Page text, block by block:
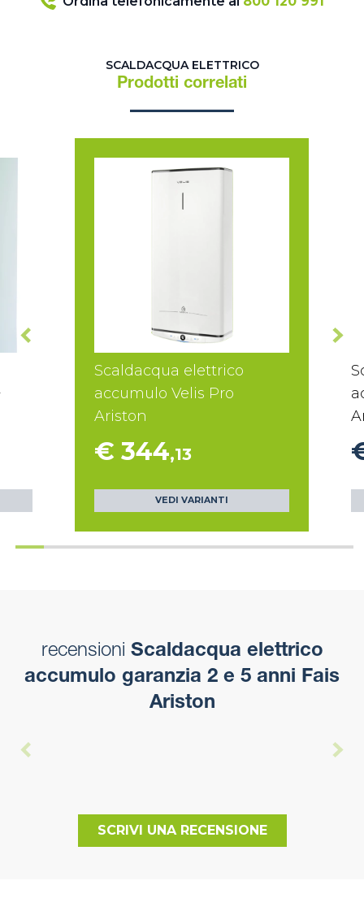
SCALDACQUA ELETTRICO
Prodotti correlati
Scaldacqua elettrico
accumulo Velis Pro
Ariston
€ 344,13
VEDI VARIANTI
recensioni Scaldacqua elettrico
accumulo garanzia 2 e 5 anni Fais
Ariston
SCRIVI UNA RECENSIONE